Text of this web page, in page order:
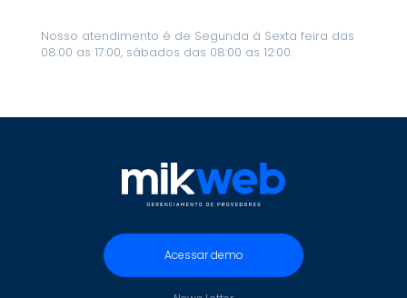
Nosso atendimento é de Segunda à Sexta feira das
08:00 as 17:00, sábados das 08:00 as 12:00.
Acessar demo